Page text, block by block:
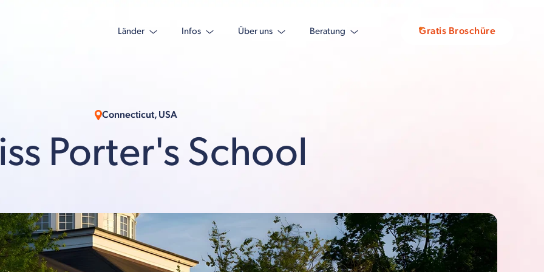
Länder Infos Über uns Beratung Gratis Broschüre
Connecticut, USA
Porter's School